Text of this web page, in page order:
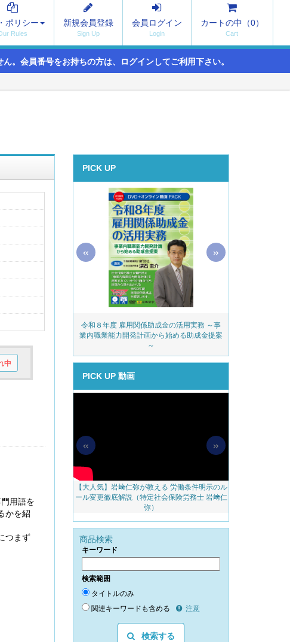
ポリシー 新規会員登録 会員ログイン カートの中（0）
。会員番号をお持ちの方は、ログインしてご利用下さい。
中
用語を
かを紹
つまず
PICK UP
・チェック
令和８年度 雇用関係助成金の活用実務 ～事
業内職業能力開発計画から始める助成金提案
～
« »
PICK UP 動画
講座のご案内
【大人気】岩﨑仁弥が教える 労働条件明示のル
ール変更徹底解説（特定社会保険労務士 岩﨑仁
弥）
« »
商品検索
キーワード
検索範囲
タイトルのみ
関連キーワードも含める
注意
検索する